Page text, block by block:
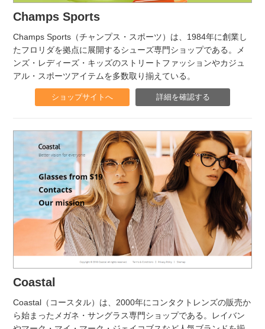
Champs Sports
Champs Sports（チャンプス・スポーツ）は、1984年に創業し
たフロリダを拠点に展開するシューズ専門ショップである。メ
ンズ・レディーズ・キッズのストリートファッションやカジュ
アル・スポーツアイテムを多数取り揃えている。
ショップサイトへ 詳細を確認する
Coastal
Coastal（コースタル）は、2000年にコンタクトレンズの販売か
ら始まったメガネ・サングラス専門ショップである。レイバン